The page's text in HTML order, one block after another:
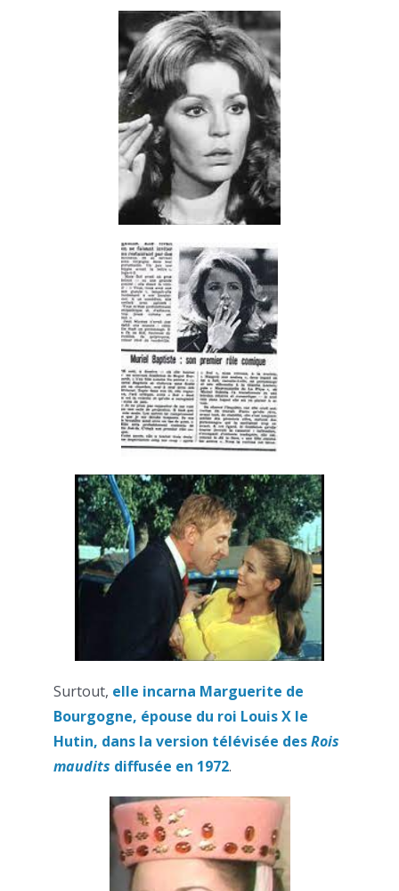
Surtout, elle incarna Marguerite de
Bourgogne, épouse du roi Louis X le
Hutin, dans la version télévisée desRois
maudits diffusée en 1972.